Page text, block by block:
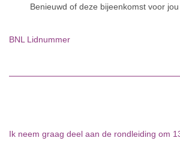
Benieuwd of deze bijeenkomst voor
BNL Lidnummer
Ik neem graag deel aan de rondleiding om